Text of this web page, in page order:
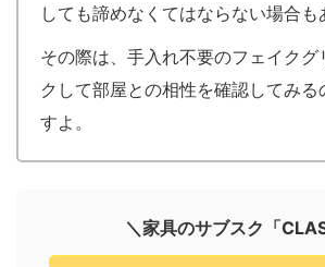
しても諦めなくてはならない場合も
その際は、手入れ不要のフェイクグ
クして部屋との相性を確認してみ
すよ。
＼家具のサブスク「